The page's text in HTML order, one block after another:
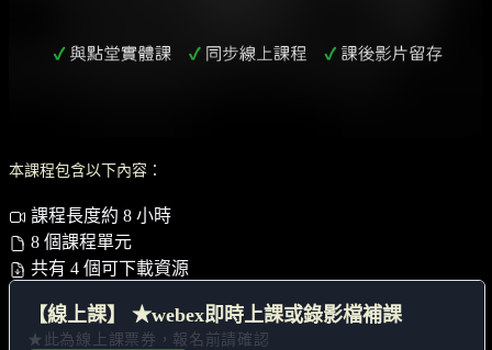
本課程包含以下內容：
課程長度約 8 小時
8 個課程單元
共有 4 個可下載資源
【線上課】 ★webex即時上課或錄影檔補課
★此為線上課票券，報名前請確認